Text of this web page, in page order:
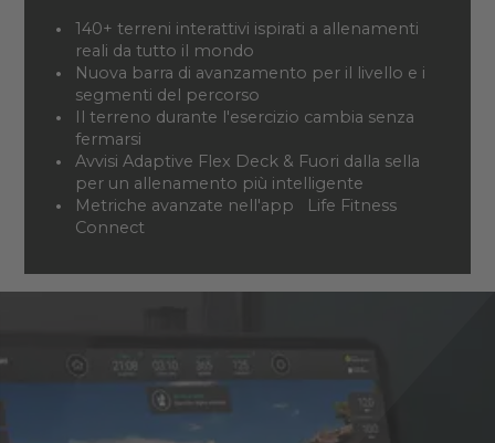
140+ terreni interattivi ispirati a allenamenti
reali da tutto il mondo
Nuova barra di avanzamento per il livello e i
segmenti del percorso
Il terreno durante l'esercizio cambia senza
fermarsi
Avvisi Adaptive Flex Deck & Fuori dalla sella
per un allenamento più intelligente
Metriche avanzate nell'app
Life Fitness
Connect